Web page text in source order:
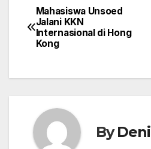
Navigasi
pos
Mahasiswa Unsoed
Jalani KKN
Internasional di Hong
Kong
ByDeni